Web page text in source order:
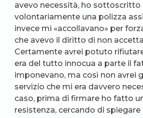
avevo necessità, ho sottoscritto
volontariamente una polizza
invece mi «accollavano» per
che avevo il diritto di non
Certamente avrei potuto
era del tutto innocua a parte il
imponevano, ma così non avrei
servizio che mi era davvero
caso, prima di firmare ho fatto
resistenza, cercando di spiegare